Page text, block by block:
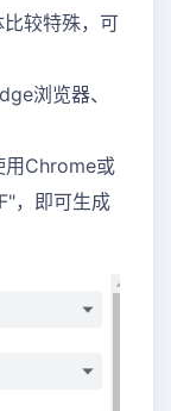
较特殊，可
浏览器、
用Chrome或
，即可生成